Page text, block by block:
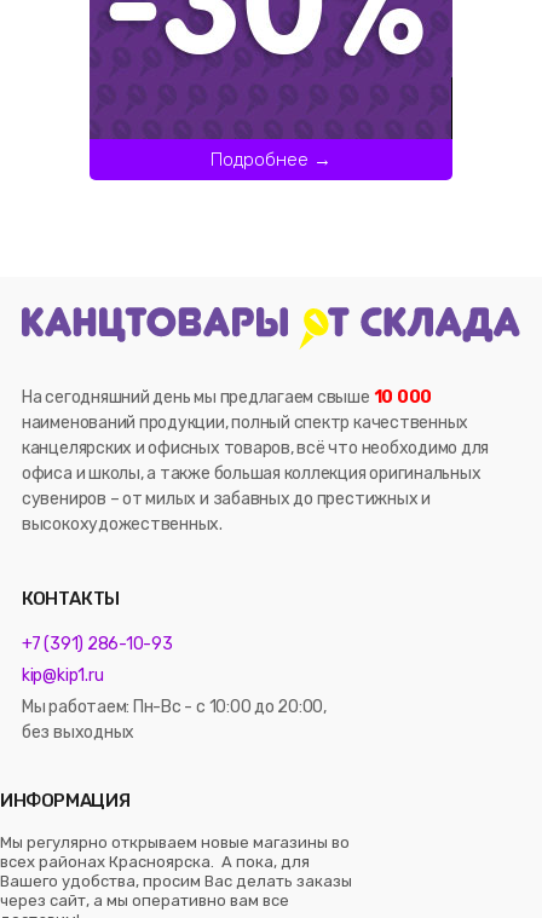
Подробнее →
На сегодняшний день мы предлагаем свыше 10 000
наименований продукции, полный спектр качественных
канцелярских и офисных товаров, всё что необходимо для
офиса и школы, а также большая коллекция оригинальных
сувениров – от милых и забавных до престижных и
высокохудожественных.
КОНТАКТЫ
+7 (391) 286-10-93
kip@kip1.ru
Мы работаем: Пн-Вс - с 10:00 до 20:00,
без выходных
ИНФОРМАЦИЯ
Мы регулярно открываем новые магазины во
всех районах Красноярска. А пока, для
Вашего удобства, просим Вас делать заказы
через сайт, а мы оперативно вам все